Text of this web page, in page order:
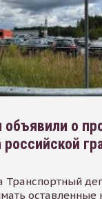
объявили о
Транспортный
оставленные